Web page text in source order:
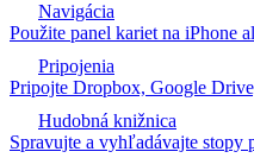
Navigácia
Použite panel kariet na iPhone
Pripojenia
Pripojte Dropbox, Google
Hudobná knižnica
Spravujte a vyhľadávajte stopy